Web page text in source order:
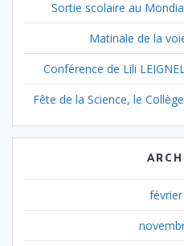
Sortie scolaire au
Matinale de la
Conférence de Lili
Fête de la Science, le